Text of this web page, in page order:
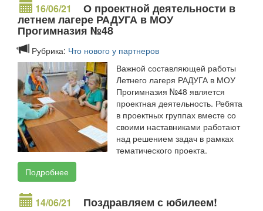
16/06/21 О проектной деятельности в
летнем лагере РАДУГА в МОУ
Прогимназия №48
Рубрика: Что нового у партнеров
Важной составляющей работы
Летнего лагеря РАДУГА в МОУ
Прогимназия №48 является
проектная деятельность. Ребята
в проектных группах вместе со
своими наставниками работают
над решением задач в рамках
тематического проекта.
Подробнее
14/06/21 Поздравляем с юбилеем!